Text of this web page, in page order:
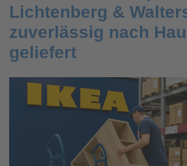
Lichtenberg &
zuverlässig nach
geliefert